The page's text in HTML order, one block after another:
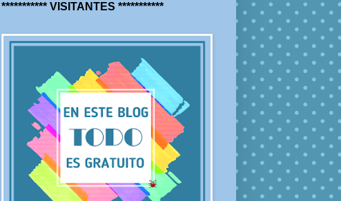
*********** VISITANTES ***********